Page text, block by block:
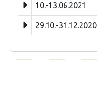
10.-13.06.2021
29.10.-31.12.2020